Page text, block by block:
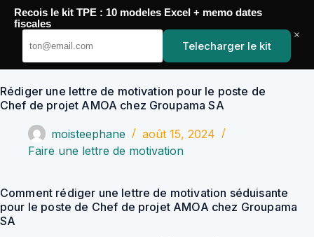
Passer
contenu
YoupiJobs
Rédiger une lettre de motivation pour le poste de
Chef de projet AMOA chez Groupama SA
moisteephane
août 15, 2024
Faire une lettre de motivation
Comment rédiger une lettre de motivation séduisante
pour le poste de Chef de projet AMOA chez Groupama
SA
Recois le kit TPE : 10 modeles Excel + memo dates
fiscales
Telecharger le kit
×